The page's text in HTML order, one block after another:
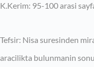
K.Kerim: 95-100 arasi
Tefsir: Nisa suresinden
aracilikta bulunmanin